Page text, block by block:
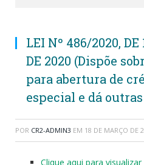
LEI Nº 486/2020, DE
DE 2020 (Dispõe
para abertura de
especial e dá
POR CR2-ADMIN3 EM 18 DE MARÇO DE
Clique aqui para visualizar